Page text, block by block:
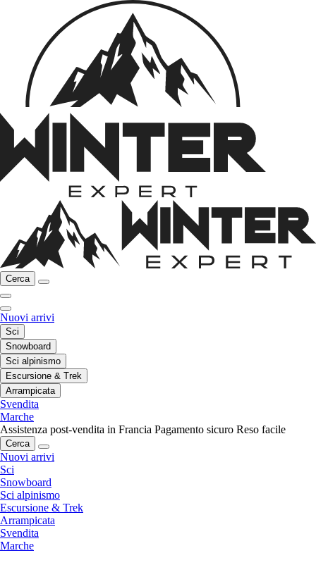
Cerca
Nuovi arrivi
Sci
Snowboard
Sci alpinismo
Escursione & Trek
Arrampicata
Svendita
Marche
Assistenza post-vendita in Francia Pagamento sicuro Reso facile
Cerca
Nuovi arrivi
Sci
Snowboard
Sci alpinismo
Escursione & Trek
Arrampicata
Svendita
Marche